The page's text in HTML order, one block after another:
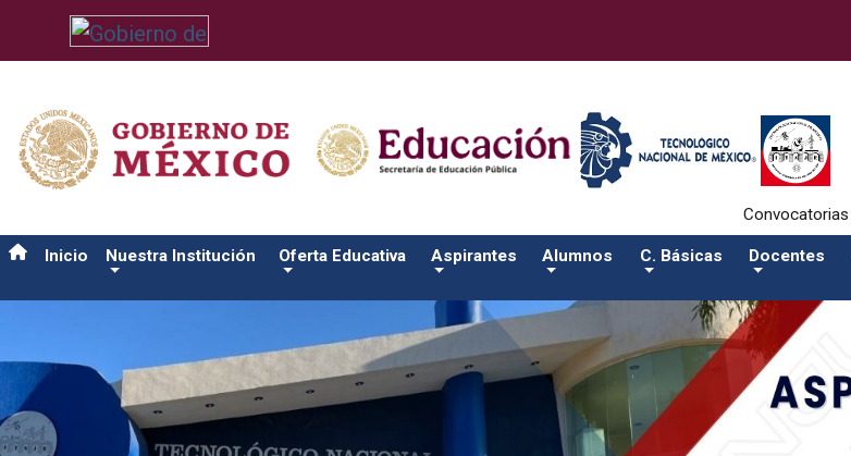
/usr/bin/ruby /www/wwwroot/sjuanrio.tecnm.mx/api/article.rb alumnos/apiSalida del comando:
Convocatorias
Inicio Nuestra Institución Oferta Educativa Aspirantes Alumnos C. Básicas Docentes